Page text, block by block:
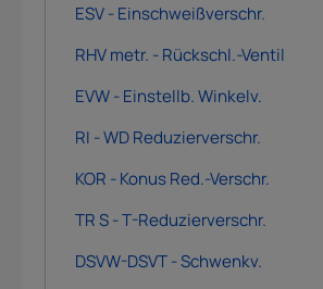
ESV - Einschweißverschr.
RHV metr. - Rückschl.-Ventil
EVW - Einstellb. Winkelv.
RI - WD Reduzierverschr.
KOR - Konus Red.-Verschr.
TR S - T-Reduzierverschr.
DSVW-DSVT - Schwenkv.